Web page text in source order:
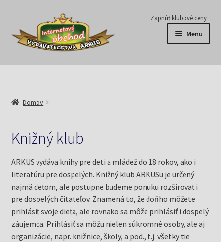
Preskočiť
navigáciu
Preskočiť
obsah
Zapnúť klubové ceny
Menu
Série
Predplatné
Pripravujeme
Pre školy
Knižný klub
Domov
Knižný klub
ARKUS vydáva knihy pre deti a mládež do 18 rokov, ako i
literatúru pre dospelých. Knižný klub ARKUSu je určený
najmä deťom, ale postupne budeme ponuku rozširovať i
pre dospelých čitateľov. Znamená to, že doňho môžete
prihlásiť svoje dieťa, ale rovnako sa môže prihlásiť i dospelý
záujemca. Prihlásiť sa môžu nielen súkromné osoby, ale aj
organizácie, napr. knižnice, školy, a pod., t.j. všetky tie